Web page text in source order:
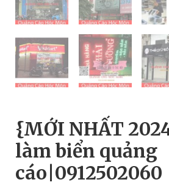
{MỚI NHẤT
làm biển quảng
cáo|0912502060